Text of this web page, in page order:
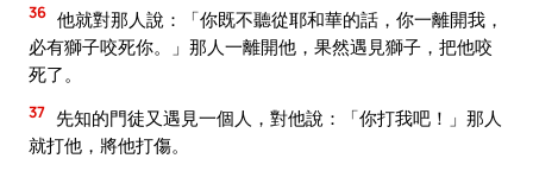
36 他就對那人說：「你既不聽從耶和華的話，你一離開我，
必有獅子咬死你。」那人一離開他，果然遇見獅子，把他咬
死了。
37 先知的門徒又遇見一個人，對他說：「你打我吧！」那人
就打他，將他打傷。